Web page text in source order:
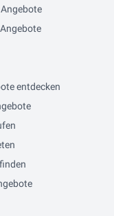
entdecken